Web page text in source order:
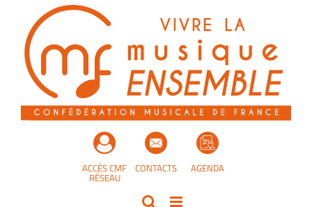
contenu
AGENDA
CONTACTS
ACCÈS CMF
RÉSEAU